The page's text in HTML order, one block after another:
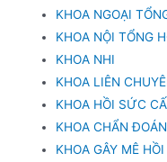
KHOA NGOẠI
KHOA NỘI TỔNG
KHOA NHI
KHOA LIÊN
KHOA HỒI SỨC
KHOA CHẨN
KHOA GÂY MÊ